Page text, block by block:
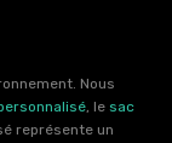
Nous
, le sac
représente un